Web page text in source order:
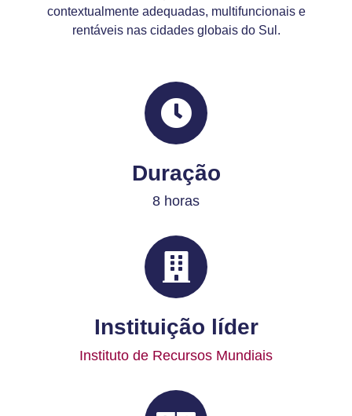
contextualmente adequadas, multifuncionais e
rentáveis nas cidades globais do Sul.
Duração
8 horas
Instituição líder
Instituto de Recursos Mundiais